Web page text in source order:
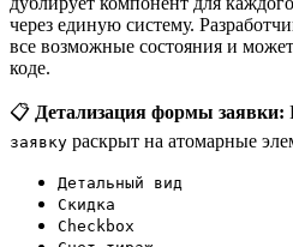
через единую систему.
все возможные состояния и
коде.
📋 Детализация формы заявки:
заявку раскрыт на атомарные
Детальный вид
Скидка
Checkbox